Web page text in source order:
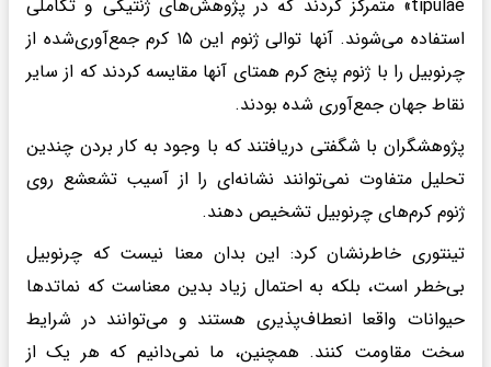
tipulae» متمرکز کردند که در پژوهش‌های ژنتیکی و تکاملی
استفاده می‌شوند. آنها توالی ژنوم این ۱۵ کرم جمع‌آوری‌شده از
چرنوبیل را با ژنوم پنج کرم همتای آنها مقایسه کردند که از سایر
نقاط جهان جمع‌آوری ‌شده بودند.
پژوهشگران با شگفتی دریافتند که با وجود به کار بردن چندین
تحلیل متفاوت نمی‌توانند نشانه‌ای را از آسیب تشعشع روی
ژنوم کرم‌های چرنوبیل تشخیص دهند.
تینتوری خاطرنشان کرد: این بدان معنا نیست که چرنوبیل
بی‌خطر است، بلکه به احتمال زیاد بدین معناست که نماتدها
حیوانات واقعا انعطاف‌پذیری هستند و می‌توانند در شرایط
سخت مقاومت کنند. همچنین، ما نمی‌دانیم که هر یک از